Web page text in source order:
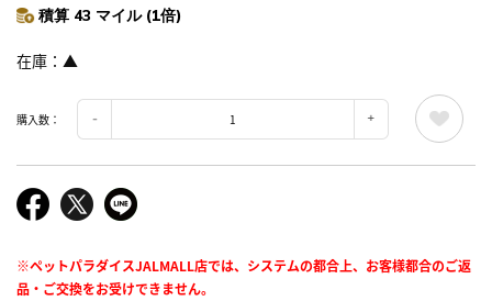
積算 43 マイル (1倍)
在庫 ▲
購入数：
※ペットパラダイスJALMALL店では、システムの都合上、お客様都合のご返
品・ご交換をお受けできません。